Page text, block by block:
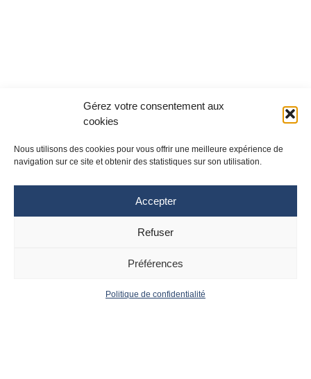
Gérez votre consentement aux
cookies
Nous utilisons des cookies pour vous offrir une meilleure expérience de
navigation sur ce site et obtenir des statistiques sur son utilisation.
Accepter
Refuser
Préférences
Politique de confidentialité
cpias-occitanie@chu-toulouse.fr
Site Montpellier
cpias-occitanie@chu-